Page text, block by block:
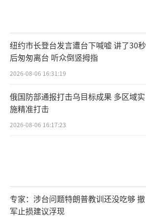
纽约市长登台发言遭台下喊嘘 讲了30秒
后匆匆离台 听众倒竖拇指
2026-08-06 16:31:19
俄国防部通报打击乌目标成果 多区域实
施精准打击
2026-08-06 16:17:23
专家：涉台问题特朗普教训还没吃够 撤
军止损建议浮现